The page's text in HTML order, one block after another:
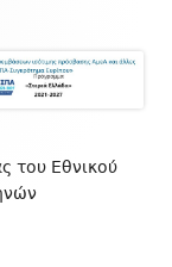
του Εθνικού